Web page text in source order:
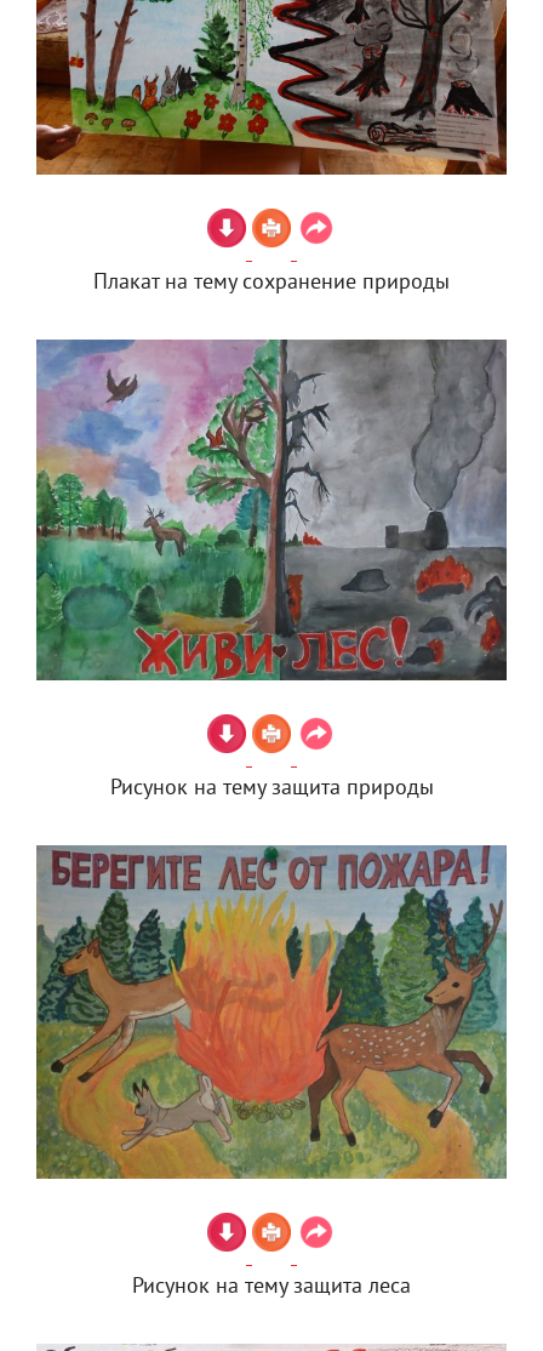
Плакат на тему сохранение природы
Рисунок на тему защита природы
Рисунок на тему защита леса